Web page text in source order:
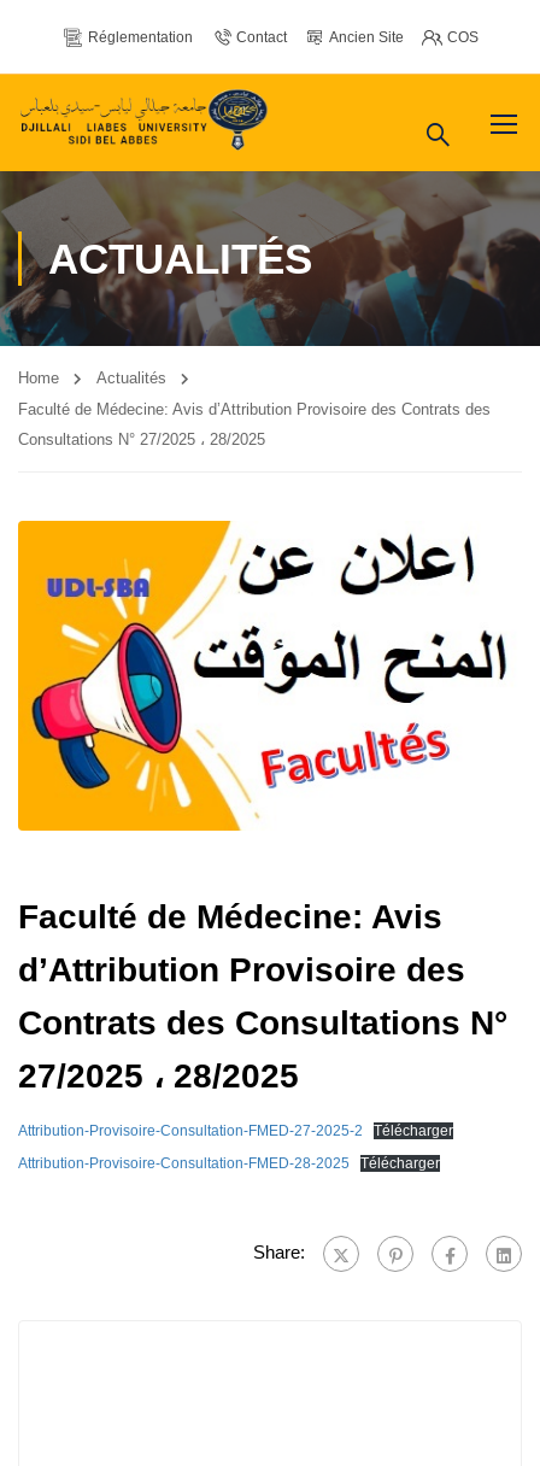
Réglementation Contact Ancien Site COS
ACTUALITÉS
Home
Actualités
Faculté de Médecine: Avis d’Attribution Provisoire des Contrats des
Consultations N° 27/2025 ، 28/2025
Faculté de Médecine: Avis
d’Attribution Provisoire des
Contrats des Consultations N°
27/2025 ، 28/2025
Attribution-Provisoire-Consultation-FMED-27-2025-2
Télécharger
Attribution-Provisoire-Consultation-FMED-28-2025
Télécharger
Share: